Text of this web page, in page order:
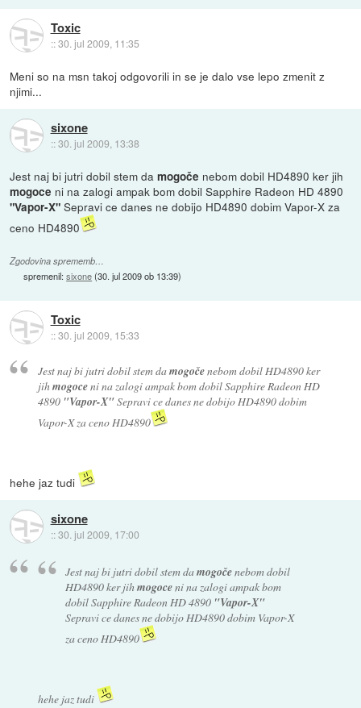
Toxic
::30. jul 2009, 11:35
Meni so na msn takoj odgovorili in se je dalo vse lepo zmenit z
njimi...
sixone
::30. jul 2009, 13:38
Jest naj bi jutri dobil stem damogoče nebom dobil HD4890 ker jih
mogoce ni na zalogi ampak bom dobil Sapphire Radeon HD 4890
"Vapor-X" Sepravi ce danes ne dobijo HD4890 dobim Vapor-X za
ceno HD4890
Zgodovina sprememb…
spremenil:sixone(30. jul 2009 ob 13:39)
Toxic
::30. jul 2009, 15:33
Jest naj bi jutri dobil stem damogočenebom dobil HD4890 ker
jihmogoceni na zalogi ampak bom dobil Sapphire Radeon HD
4890 "Vapor-X"Sepravi ce danes ne dobijo HD4890 dobim
Vapor-X za ceno HD4890
hehe jaz tudi
sixone
::30. jul 2009, 17:00
Jest naj bi jutri dobil stem damogočenebom dobil
HD4890 ker jihmogoceni na zalogi ampak bom
dobil Sapphire Radeon HD 4890 "Vapor-X"
Sepravi ce danes ne dobijo HD4890 dobim Vapor-X
za ceno HD4890
hehe jaz tudi